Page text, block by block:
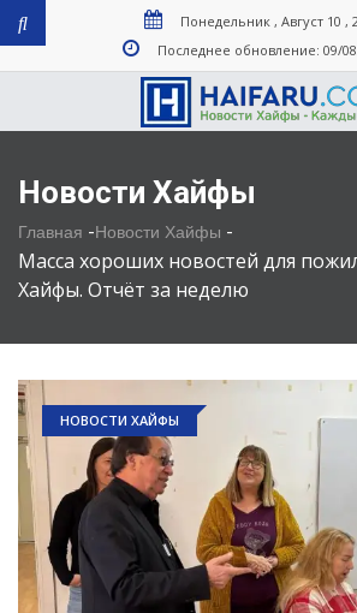
Понедельник , Август 10 ,
Последнее обновление: 09/
Новости Хайфы
Главная -Новости Хайфы -
Масса хороших новостей для
Хайфы. Отчёт за неделю
НОВОСТИ ХАЙФЫ